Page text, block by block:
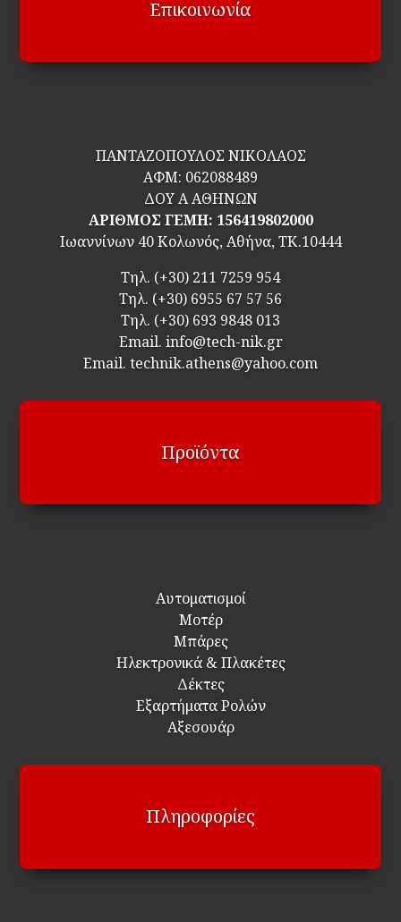
Επικοινωνία
ΠΑΝΤΑΖΟΠΟΥΛΟΣ ΝΙΚΟΛΑΟΣ
ΑΦΜ: 062088489
ΔΟΥ Α ΑΘΗΝΩΝ
ΑΡΙΘΜΟΣ ΓΕΜΗ: 156419802000
Ιωαννίνων 40 Κολωνός, Αθήνα, ΤΚ.10444
Τηλ. (+30) 211 7259 954
Τηλ. (+30) 6955 67 57 56
Τηλ. (+30) 693 9848 013
Email. info@tech-nik.gr
Email. technik.athens@yahoo.com
Προϊόντα
Αυτοματισμοί
Μοτέρ
Μπάρες
Ηλεκτρονικά & Πλακέτες
Δέκτες
Εξαρτήματα Ρολών
Αξεσουάρ
Πληροφορίες